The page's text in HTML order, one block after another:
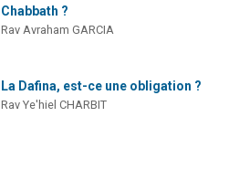
Chabbath ?
Rav Avraham GARCIA
La Dafina, est-ce une obligation ?
Rav Ye'hiel CHARBIT